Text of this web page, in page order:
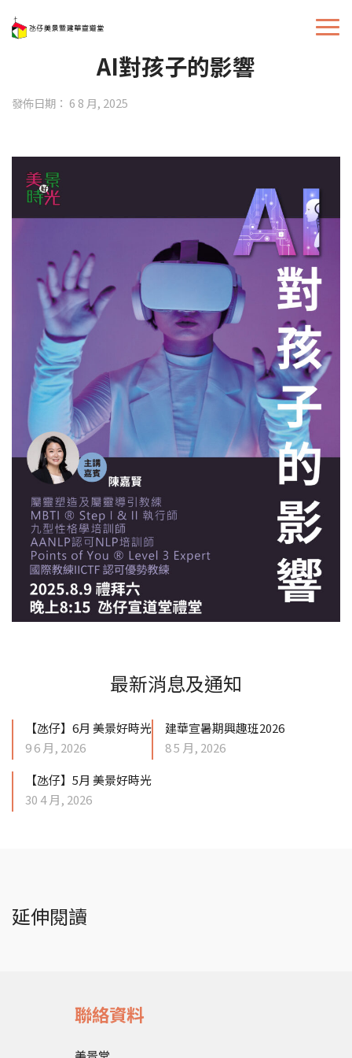
AI對孩子的影響
發佈日期： 6 8 月, 2025
最新消息及通知
【氹仔】6月 美景好時光
9 6 月, 2026
建華宣暑期興趣班2026
8 5 月, 2026
【氹仔】5月 美景好時光
30 4 月, 2026
延伸閱讀
聯絡資料